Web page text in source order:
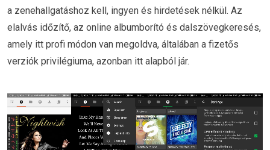
a zenehallgatáshoz kell, ingyen és hirdetések nélkül. Az
elalvás időzítő, az online albumborító és dalszövegkeresés,
amely itt profi módon van megoldva, általában a fizetős
verziók privilégiuma, azonban itt alapból jár.